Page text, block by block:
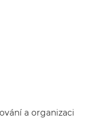
a organizaci